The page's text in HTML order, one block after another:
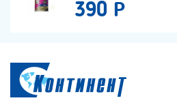
390 Р